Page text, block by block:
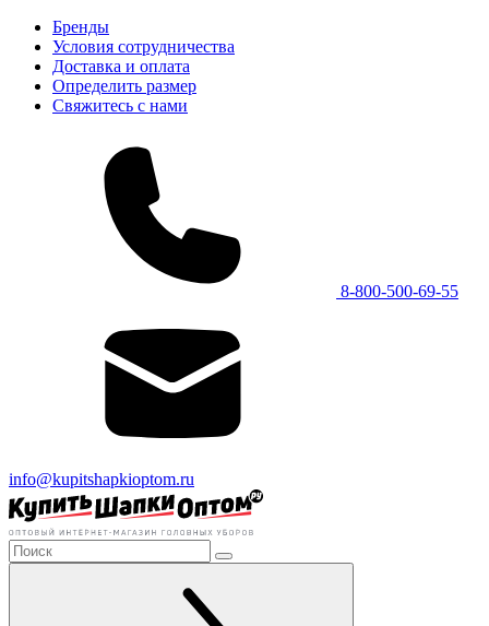
Бренды
Условия сотрудничества
Доставка и оплата
Определить размер
Свяжитесь с нами
8-800-500-69-55
info@kupitshapkioptom.ru